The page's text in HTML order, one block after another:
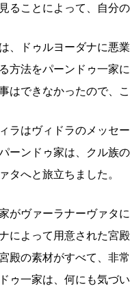
ることによって、自分の
、ドゥルヨーダナに悪
方法をパーンドゥ一家
はできなかったので、
ラはヴィドラのメッセ
ーンドゥ家は、クル族
タへと旅立ちました。
がヴァーラナーヴァタ
によって用意された宮
殿の素材がすべて、非
ゥ一家は、何にも気づ